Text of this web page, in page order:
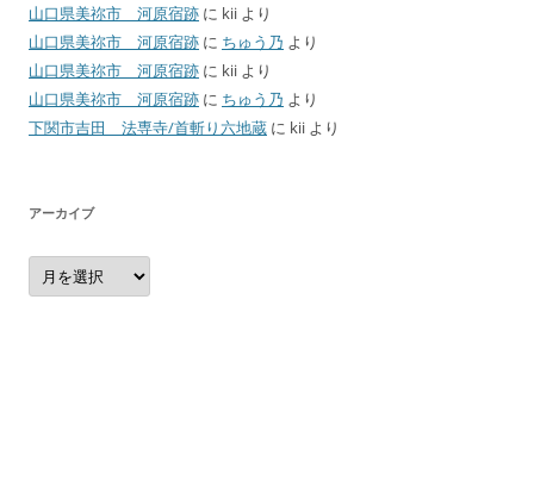
山口県美祢市 河原宿跡 に kii より
山口県美祢市 河原宿跡 に ちゅう乃 より
山口県美祢市 河原宿跡 に kii より
山口県美祢市 河原宿跡 に ちゅう乃 より
下関市吉田 法専寺/首斬り六地蔵 に kii より
アーカイブ
ア
ー
カ